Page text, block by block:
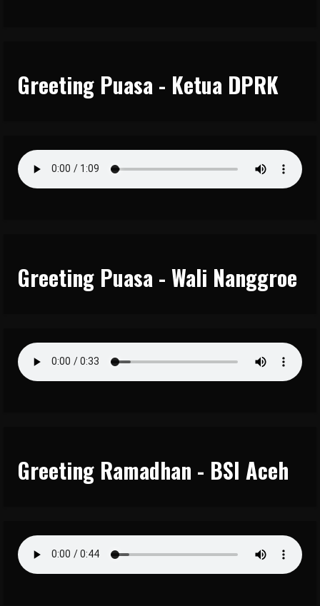
Greeting Puasa - Ketua DPRK
Greeting Puasa - Wali Nanggroe
Greeting Ramadhan - BSI Aceh